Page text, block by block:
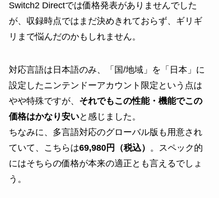
Switch2 Directでは価格発表がありませんでした
が、収録時点ではまだ決めきれておらず、ギリギ
リまで悩んだのかもしれません。
対応言語は日本語のみ、「国/地域」を「日本」に
設定したニンテンドーアカウント限定という点は
やや特殊ですが、 それでもこの性能・機能でこの
価格はかなり安いと感じました。
ちなみに、多言語対応のグローバル版も用意され
ていて、こちらは69,980円（税込） 。スペック的
にはそちらの価格が本来の適正とも言えるでしょ
う。